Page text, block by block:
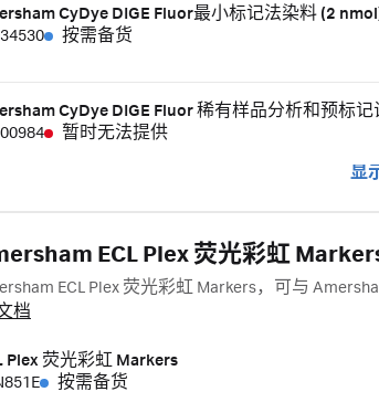
CyDye DIGE Fluor最小标记法染料 (2
按需备货
CyDye DIGE Fluor 稀有样品分析和预标
暂时无法提供
显
ECL Plex 荧光彩虹
ECL Plex 荧光彩虹 Markers，可与
档
Plex 荧光彩虹 Markers
按需备货